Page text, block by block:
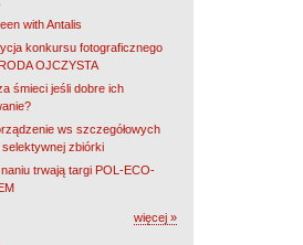
with Antalis
konkursu fotograficznego
OJCZYSTA
śmieci jeśli dobre ich
ws szczegółowych
zbiórki
trwają targi POL-ECO-
więcej »